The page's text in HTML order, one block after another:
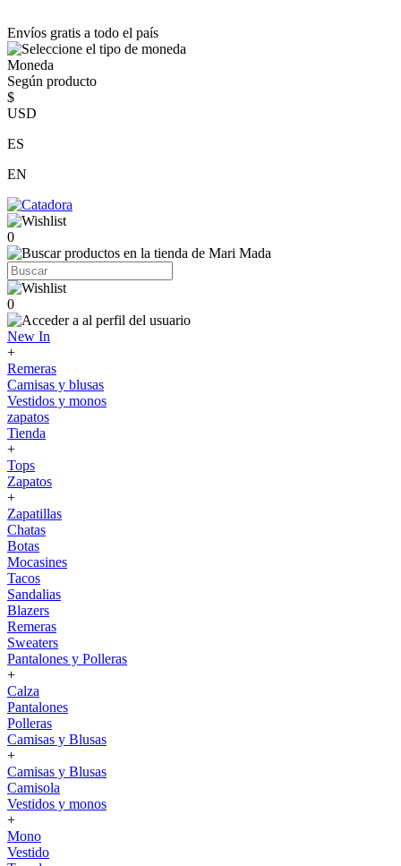
Envíos gratis a todo el país
Moneda
Según producto
$
USD
ES
EN
0
0
New In
+
Remeras
Camisas y blusas
Vestidos y monos
zapatos
Tienda
+
Tops
Zapatos
+
Zapatillas
Chatas
Botas
Mocasines
Tacos
Sandalias
Blazers
Remeras
Sweaters
Pantalones y Polleras
+
Calza
Pantalones
Polleras
Camisas y Blusas
+
Camisas y Blusas
Camisola
Vestidos y monos
+
Mono
Vestido